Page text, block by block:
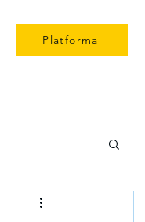
Platforma